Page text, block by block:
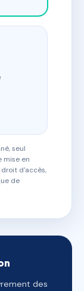
seul
mise en
d'accès,
de
des